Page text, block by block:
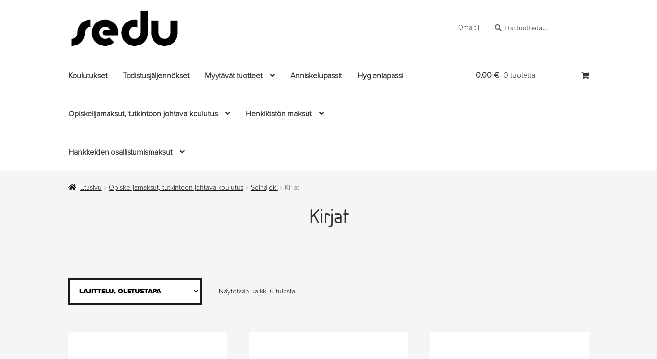
Siirry
navigointiin
Siirry
sisältöön
Oma tili
Koulutukset Todistusjäljennökset Myytävät tuotteet Anniskelupassit Hygieniapassi
Opiskelijamaksut, tutkintoon johtava koulutus Henkilöstön maksut
Hankkeiden osallistumismaksut
0,00 € 0 tuotetta
Etusivu Opiskelijamaksut, tutkintoon johtava koulutus Seinäjoki Kirjat
Kirjat
Näytetään kaikki 6 tulosta